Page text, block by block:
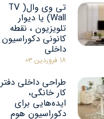
تی وی وال( TV
Wall) یا دیوار
تلویزیون ، نقطه
کانونی دکوراسیون
داخلی
۱۸ فروردین ۰۳
طراحی داخلی دفتر
کار خانگی،
ایده‌هایی برای
دکوراسیون هوم